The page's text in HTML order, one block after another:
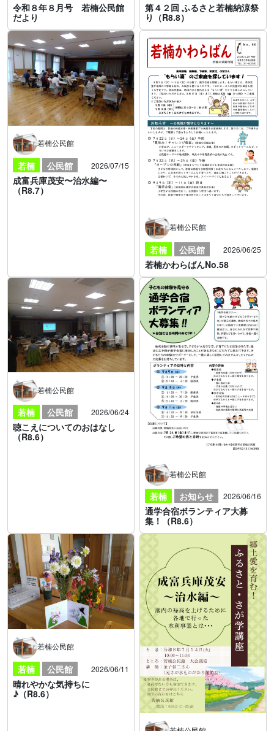
令和８年８月号 若楠公民館
だより
第４２回 ふるさと若楠納涼祭
り（R8.8）
若楠公民館
若楠 公民館 2026/07/15
成富兵庫茂安〜治水編〜
（R8.7）
若楠公民館
若楠 公民館 2026/06/25
若楠かわらばんNo.58
若楠公民館
若楠 公民館 2026/06/24
聴こえについてのおはなし
（R8.6）
若楠公民館
若楠 お知らせ 2026/06/16
通学合宿ボランティア大募
集！（R8.6）
若楠公民館
若楠 公民館 2026/06/11
晴れやかな気持ちに
♪（R8.6）